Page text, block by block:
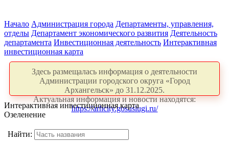
Начало Администрация города Департаменты, управления,
отделы Департамент экономического развития Деятельность
департамента Инвестиционная деятельность Интерактивная
инвестиционная карта
Здесь размещалась информация о деятельности
Администрации городского округа «Город
Архангельск» до 31.12.2025.
Актуальная информация и новости находятся:
https://arhcity.gosuslugi.ru/
Интерактивная инвестиционная карта
Озеленение
Найти: